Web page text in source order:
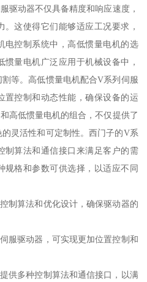
驱动器不仅具备精度和响应速度，
这使得它们能够适应工况要求，
电控制系统中，高低惯量电机的选
量电机广泛应用于机械设备中，
等。高低惯量电机配合V系列伺服
置控制和动态性能，确保设备的运
高低惯量电机的组合，不仅提供了
灵活性和可定制性。西门子的V系
制算法和通信接口来满足客户的需
规格和参数可供选择，以适应不同
制算法和优化设计，确保驱动器的
服驱动器，可实现更加位置控制和
供多种控制算法和通信接口，以满